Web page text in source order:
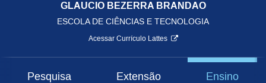
GLAUCIO BEZERRA BRANDAO
ESCOLA DE CIÊNCIAS E TECNOLOGIA
Acessar Currículo Lattes
Pesquisa Extensão Ensino